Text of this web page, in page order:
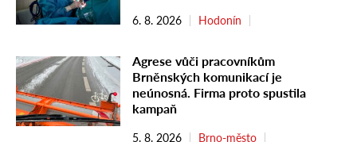
6. 8. 2026 Hodonín
Agrese vůči pracovníkům
Brněnských komunikací je
neúnosná. Firma proto spustila
kampaň
5. 8. 2026 Brno-město